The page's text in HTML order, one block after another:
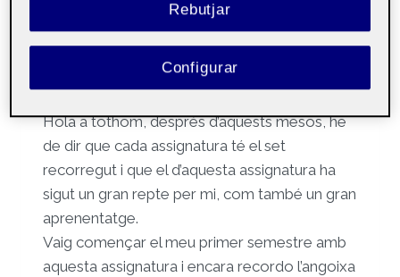
competències TIC
Públic
Hola a tothom, després d’aquests mesos, he
de dir que cada assignatura té el set
recorregut i que el d’aquesta assignatura ha
sigut un gran repte per mi, com també un gran
aprenentatge.
Vaig començar el meu primer semestre amb
aquesta assignatura i encara recordo l’angoixa
Rebutjar
Configurar